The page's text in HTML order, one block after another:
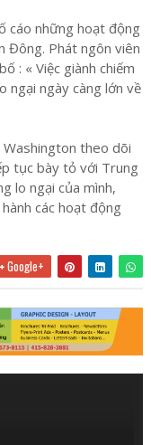
cáo những hoạt động
Đông. Phát ngôn viên
: « Việc giành chiếm
ngại ngày càng lớn về
Washington theo dõi
tục bày tỏ với Trung
lo ngại của mình,
các hoạt động
Google+